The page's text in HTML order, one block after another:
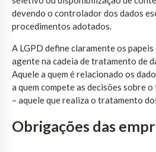
devendo o controlador dos dados
procedimentos adotados.
A LGPD define claramente os papeis
agente na cadeia de tratamento de
Aquele a quem é relacionado os
a quem compete as decisões sobre
– aquele que realiza o tratamento
Obrigações das